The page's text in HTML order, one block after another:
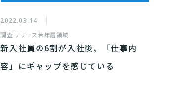
2022.03.14
調査リリース若年層領域
新入社員の6割が入社後、「仕事内
容」にギャップを感じている